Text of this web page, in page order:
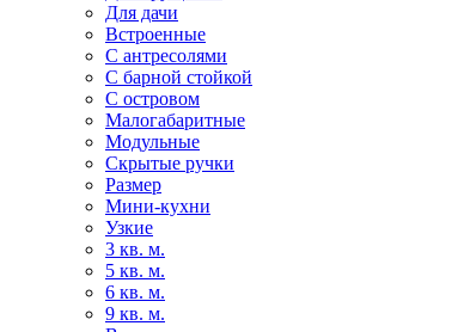
Для дачи
Встроенные
С антресолями
С барной стойкой
С островом
Малогабаритные
Модульные
Скрытые ручки
Размер
Мини-кухни
Узкие
3 кв. м.
5 кв. м.
6 кв. м.
9 кв. м.